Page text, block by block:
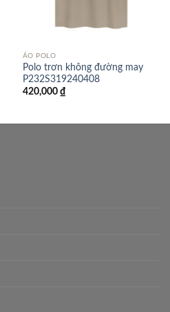
ÁO POLO
Polo trơn không đường may
P232S319240408
420,000 ₫